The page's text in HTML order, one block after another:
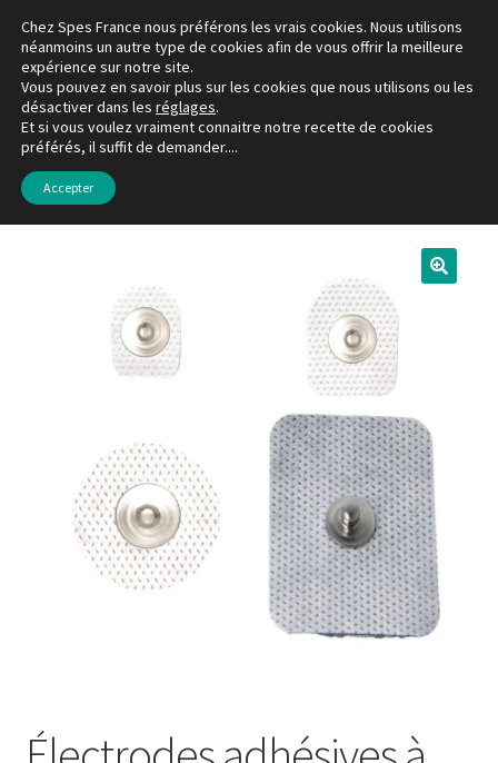
Aller
à
la
navigation
Aller
au
contenu
Menu
La boutique
Mon compte
À propos de Spes France
Accueil EMG / VCN Électrodes Adhésives
adhésives à pression
Chez Spes France nous préférons les vrais cookies. Nous utilisons
néanmoins un autre type de cookies afin de vous offrir la meilleure
expérience sur notre site.
Vous pouvez en savoir plus sur les cookies que nous utilisons ou les
désactiver dans les réglages.
Et si vous voulez vraiment connaitre notre recette de cookies
préférés, il suffit de demander....
Accepter